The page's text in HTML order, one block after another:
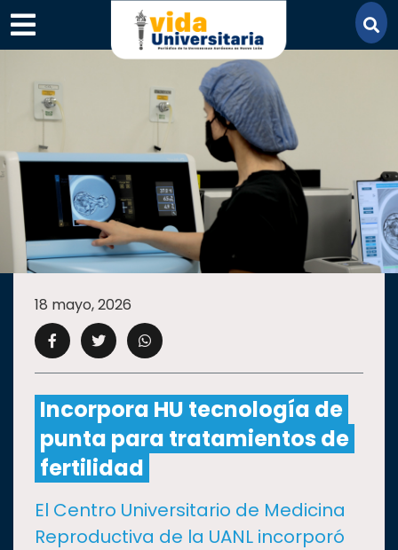
×
SECCIONES
ACADEMIA
CAMPUS UANL
CULTURA
DEPORTES
I+D+IEXPERTOS
18 mayo, 2026
Incorpora HU tecnología de
punta para tratamientos de
fertilidad
El Centro Universitario de Medicina
Reproductiva de la UANL incorporó